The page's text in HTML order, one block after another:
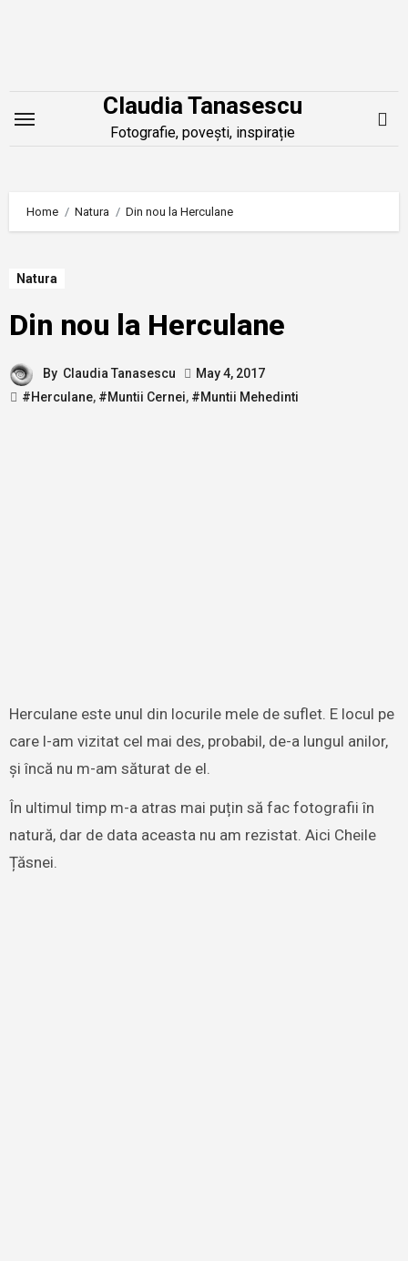
Claudia Tanasescu
Fotografie, povești, inspirație
Home Natura Din nou la Herculane
Natura
Din nou la Herculane
By Claudia Tanasescu
May 4, 2017
#Herculane, #Muntii Cernei, #Muntii Mehedinti
Herculane este unul din locurile mele de suflet. E locul pe
care l-am vizitat cel mai des, probabil, de-a lungul anilor,
și încă nu m-am săturat de el.
În ultimul timp m-a atras mai puțin să fac fotografii în
natură, dar de data aceasta nu am rezistat. Aici Cheile
Țăsnei.